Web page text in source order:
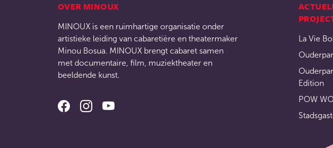
OVER MINOUX
MINOUX is een ruimhartige organisatie onder
artistieke leiding van cabaretière en theatermaker
Minou Bosua. MINOUX brengt cabaret samen
met documentaire, film, muziektheater en
beeldende kunst.
La Vie
Edition
POW